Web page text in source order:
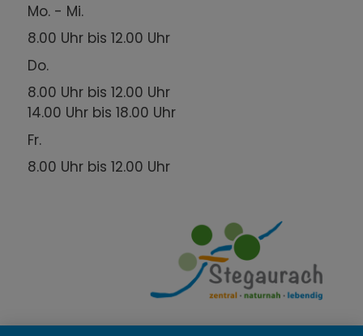
Mo. - Mi.
8.00 Uhr bis 12.00 Uhr
Do.
8.00 Uhr bis 12.00 Uhr
14.00 Uhr bis 18.00 Uhr
Fr.
8.00 Uhr bis 12.00 Uhr